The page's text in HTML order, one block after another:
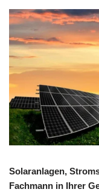
Solaranlagen,
Fachmann in Ihrer